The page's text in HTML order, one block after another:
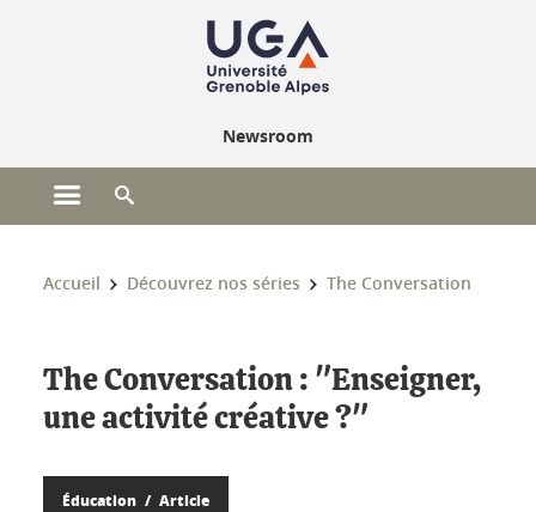
Newsroom
Ouvrir le menu principal
Vous êtes ici :
Accueil Découvrez nos séries The Conversation
The Conversation : "Enseigner,
une activité créative ?"
Éducation Article